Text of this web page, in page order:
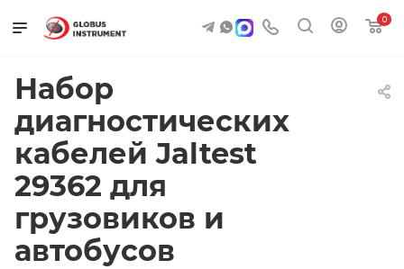
0
Набор
диагностических
кабелей Jaltest
29362 для
грузовиков и
автобусов